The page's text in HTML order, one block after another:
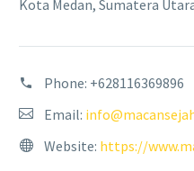
Kota Medan, Sumatera
Phone: +628116369896
Email:
Website: https://